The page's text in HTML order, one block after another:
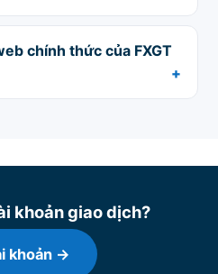
chính thức của FXGT
khoản giao dịch?
khoản →